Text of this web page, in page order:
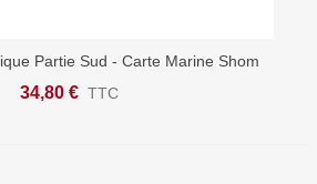
Partie Sud - Carte Marine Shom
34,80 € TTC